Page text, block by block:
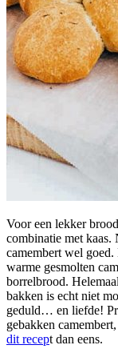
Voor een lekker
combinatie met
camembert wel
warme gesmolten
borrelbrood.
bakken is echt niet
geduld… en liefde!
gebakken
dit recept dan eens.